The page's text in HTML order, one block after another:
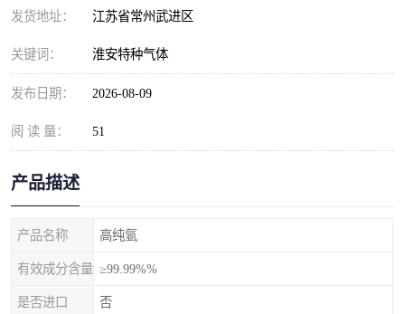
发货地址： 江苏省常州武进区
关键词： 淮安特种气体
发布日期： 2026-08-09
阅 读 量： 51
产品描述
产品名称 高纯氩
有效成分含量 ≥99.99%%
是否进口 否